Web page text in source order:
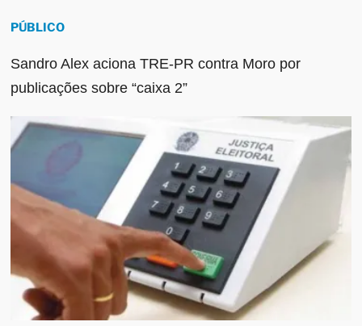
PÚBLICO
Sandro Alex aciona TRE-PR contra Moro por
publicações sobre “caixa 2”